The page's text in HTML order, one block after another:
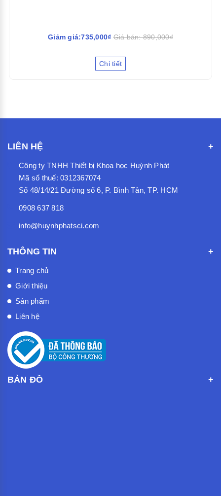
Giảm giá:735,000₫ Giá bán: 890,000₫
Chi tiết
LIÊN HỆ
Công ty TNHH Thiết bị Khoa học Huỳnh Phát
Mã số thuế: 0312367074
Số 48/14/21 Đường số 6, P. Bình Tân, TP. HCM
0908 637 818
info@huynhphatsci.com
THÔNG TIN
Trang chủ
Giới thiệu
Sản phẩm
Liên hệ
BẢN ĐỒ